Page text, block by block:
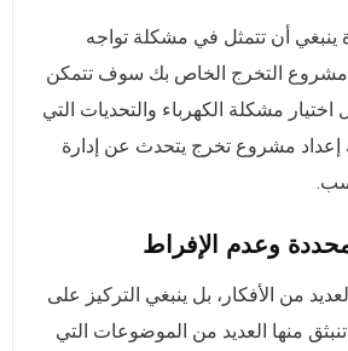
ينبغي أن تتمثل في مشكلة تواجه
مشروع التخرج الخاص بك سوف تتمكن
مشكلة الكهرباء والتحديات التي
إعداد مشروع تخرج يتحدث عن إدارة
من الأفكار، بل ينبغي التركيز على
منها العديد من الموضوعات التي